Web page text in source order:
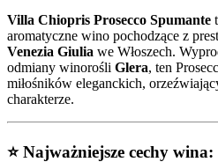
Villa Chiopris Prosecco Spumante
aromatyczne wino pochodzące z
Venezia Giulia we Włoszech.
odmiany winorośli Glera, ten
miłośników eleganckich,
charakterze.
⭐Najważniejsze cechy wina: